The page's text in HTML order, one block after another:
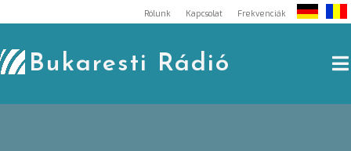
to
content
Rólunk Kapcsolat Frekvenciák
Bukaresti Rádió